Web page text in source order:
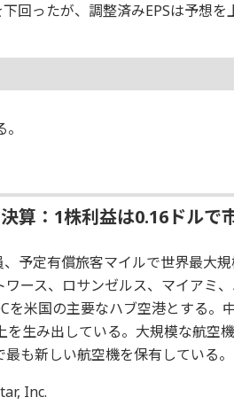
回ったが、調整済みEPSは予想を
算：1株利益は0.16ドルで
予定有償旅客マイルで世界最大規
ース、ロサンゼルス、マイアミ
を米国の主要なハブ空港とする。
生み出している。大規模な航空
も新しい航空機を保有している。
Inc.